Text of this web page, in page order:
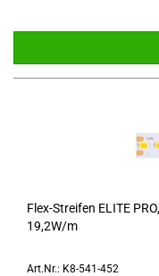
Flex-​Strei­fen ELITE
19,2W/m
Art.Nr.: K8-541-452